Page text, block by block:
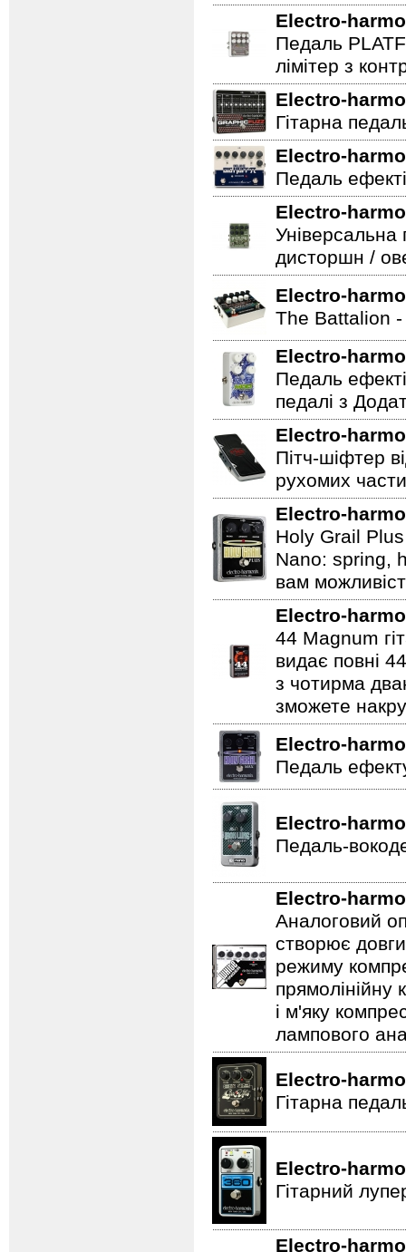
Electro-
Педаль
лімітер з
Electro-
Гітарна
Electro-
Педаль
Electro-
Універсальна
дисторшн /
Electro-
The Battalion -
Electro-
Педаль
педалі з
Electro-
Пітч-шіфтер
рухомих
Electro-
Holy Grail Plus
Nano: spring,
вам
Electro-
44 Magnum
видає повні
з чотирма
зможете
Electro-
Педаль
Electro-
Педаль-
Electro-
Аналоговий
створює
режиму
прямолінійну
і м'яку
лампового
Electro-
Гітарна
Electro-
Гітарний
Electro-